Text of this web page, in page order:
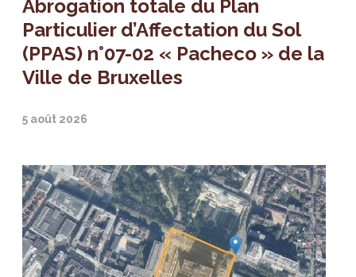
Abrogation totale du Plan
Particulier d’Affectation du Sol
(PPAS) n°07-02 « Pacheco » de la
Ville de Bruxelles
5 août 2026